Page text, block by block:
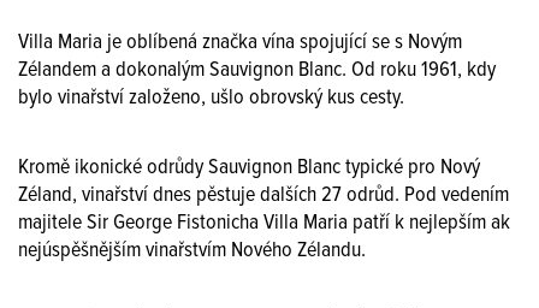
Villa Maria je oblíbená značka vína spojující se s Novým
Zélandem a dokonalým Sauvignon Blanc. Od roku 1961, kdy
bylo vinařství založeno, ušlo obrovský kus cesty.
Kromě ikonické odrůdy Sauvignon Blanc typické pro Nový
Zéland, vinařství dnes pěstuje dalších 27 odrůd. Pod vedením
majitele Sir George Fistonicha Villa Maria patří k nejlepším ak
nejúspěšnějším vinařstvím Nového Zélandu.